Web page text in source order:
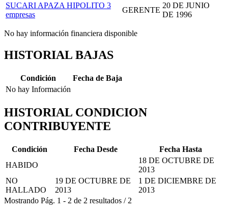
SUCARI APAZA HIPOLITO 3
empresas
GERENTE
20 DE JUNIO
DE 1996
No hay información financiera disponible
HISTORIAL BAJAS
Condición
Fecha de Baja
No hay Información
HISTORIAL CONDICION
CONTRIBUYENTE
Condición Fecha Desde
Fecha Hasta
HABIDO
18 DE OCTUBRE DE
2013
NO
HALLADO
19 DE OCTUBRE DE
2013
1 DE DICIEMBRE DE
2013
Mostrando Pág. 1 - 2 de 2 resultados / 2